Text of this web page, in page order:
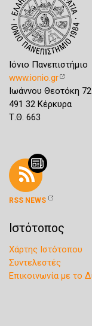
Ιόνιο Πανεπιστήμιο
www.ionio.gr
Ιωάννου Θεοτόκη 72
491 32 Κέρκυρα
Τ.Θ. 663
RSS NEWS
Ιστότοπος
Χάρτης Ιστότοπου
Συντελεστές
Επικοινωνία με το